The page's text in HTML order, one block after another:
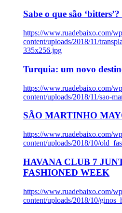
Sabe o que são
https://www.ruadebaixo.com/
content/uploads/2018/11/
335x256.jpg
Turquia: um novo
https://www.ruadebaixo.com/
content/uploads/2018/11/sao-
SÃO MARTINHO
https://www.ruadebaixo.com/
content/uploads/2018/10/
HAVANA CLUB 7
FASHIONED WEEK
https://www.ruadebaixo.com/
content/uploads/2018/10/